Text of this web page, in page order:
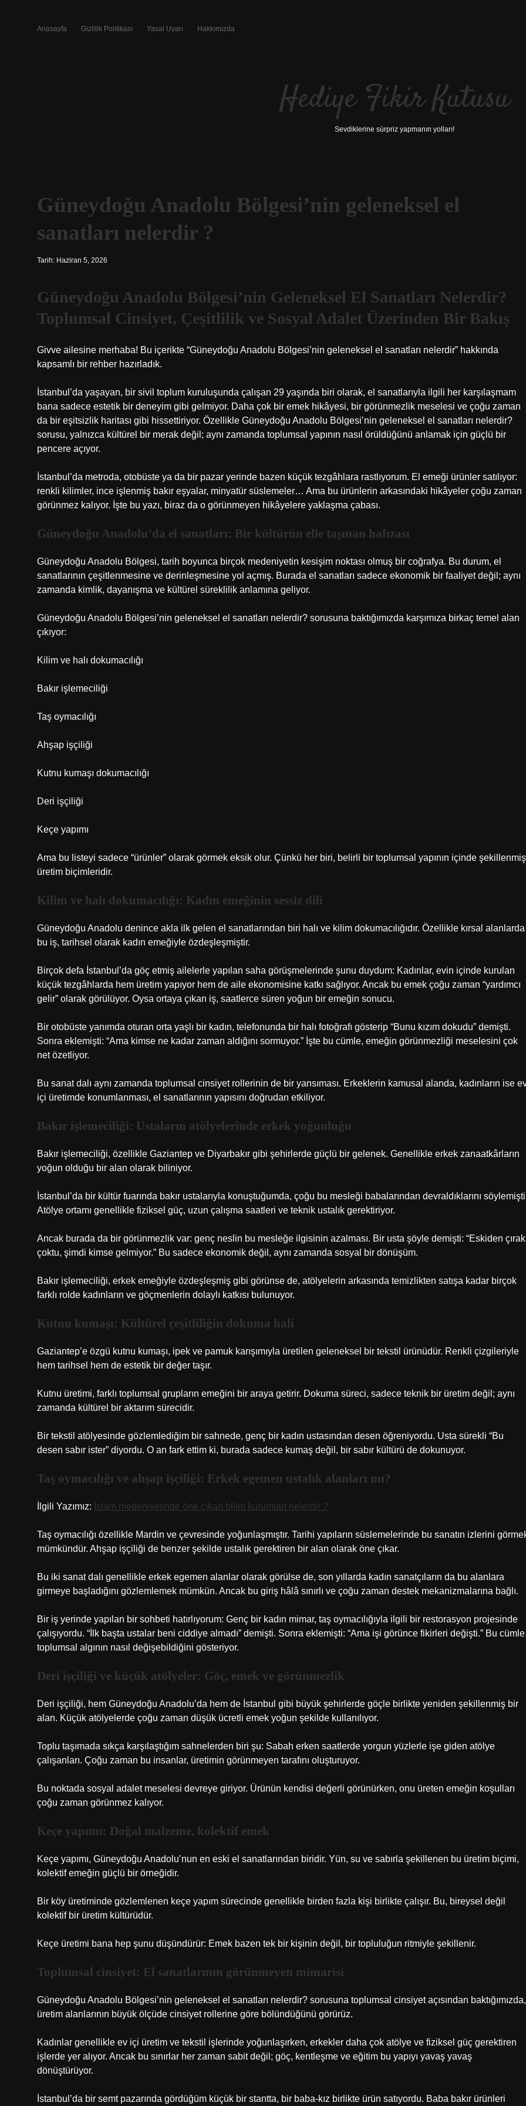
Anasayfa Gizlilik Politikası Yasal Uyarı Hakkımızda
Hediye Fikir Kutusu
Sevdiklerine sürpriz yapmanın yolları!
Güneydoğu Anadolu Bölgesi’nin geleneksel el
sanatları nelerdir ?
Tarih: Haziran 5, 2026
Güneydoğu Anadolu Bölgesi’nin Geleneksel El Sanatları Nelerdir?
Toplumsal Cinsiyet, Çeşitlilik ve Sosyal Adalet Üzerinden Bir Bakış
Givve ailesine merhaba! Bu içerikte “Güneydoğu Anadolu Bölgesi’nin geleneksel el sanatları nelerdir” hakkında
kapsamlı bir rehber hazırladık.
İstanbul’da yaşayan, bir sivil toplum kuruluşunda çalışan 29 yaşında biri olarak, el sanatlarıyla ilgili her karşılaşmam
bana sadece estetik bir deneyim gibi gelmiyor. Daha çok bir emek hikâyesi, bir görünmezlik meselesi ve çoğu zaman
da bir eşitsizlik haritası gibi hissettiriyor. Özellikle Güneydoğu Anadolu Bölgesi’nin geleneksel el sanatları nelerdir?
sorusu, yalnızca kültürel bir merak değil; aynı zamanda toplumsal yapının nasıl örüldüğünü anlamak için güçlü bir
pencere açıyor.
İstanbul’da metroda, otobüste ya da bir pazar yerinde bazen küçük tezgâhlara rastlıyorum. El emeği ürünler satılıyor:
renkli kilimler, ince işlenmiş bakır eşyalar, minyatür süslemeler… Ama bu ürünlerin arkasındaki hikâyeler çoğu zaman
görünmez kalıyor. İşte bu yazı, biraz da o görünmeyen hikâyelere yaklaşma çabası.
Güneydoğu Anadolu’da el sanatları: Bir kültürün elle taşınan hafızası
Güneydoğu Anadolu Bölgesi, tarih boyunca birçok medeniyetin kesişim noktası olmuş bir coğrafya. Bu durum, el
sanatlarının çeşitlenmesine ve derinleşmesine yol açmış. Burada el sanatları sadece ekonomik bir faaliyet değil; aynı
zamanda kimlik, dayanışma ve kültürel süreklilik anlamına geliyor.
Güneydoğu Anadolu Bölgesi’nin geleneksel el sanatları nelerdir? sorusuna baktığımızda karşımıza birkaç temel alan
çıkıyor:
Kilim ve halı dokumacılığı
Bakır işlemeciliği
Taş oymacılığı
Ahşap işçiliği
Kutnu kumaşı dokumacılığı
Deri işçiliği
Keçe yapımı
Ama bu listeyi sadece “ürünler” olarak görmek eksik olur. Çünkü her biri, belirli bir toplumsal yapının içinde şekillenmiş
üretim biçimleridir.
Kilim ve halı dokumacılığı: Kadın emeğinin sessiz dili
Güneydoğu Anadolu denince akla ilk gelen el sanatlarından biri halı ve kilim dokumacılığıdır. Özellikle kırsal alanlarda
bu iş, tarihsel olarak kadın emeğiyle özdeşleşmiştir.
Birçok defa İstanbul’da göç etmiş ailelerle yapılan saha görüşmelerinde şunu duydum: Kadınlar, evin içinde kurulan
küçük tezgâhlarda hem üretim yapıyor hem de aile ekonomisine katkı sağlıyor. Ancak bu emek çoğu zaman “yardımcı
gelir” olarak görülüyor. Oysa ortaya çıkan iş, saatlerce süren yoğun bir emeğin sonucu.
Bir otobüste yanımda oturan orta yaşlı bir kadın, telefonunda bir halı fotoğrafı gösterip “Bunu kızım dokudu” demişti.
Sonra eklemişti: “Ama kimse ne kadar zaman aldığını sormuyor.” İşte bu cümle, emeğin görünmezliği meselesini çok
net özetliyor.
Bu sanat dalı aynı zamanda toplumsal cinsiyet rollerinin de bir yansıması. Erkeklerin kamusal alanda, kadınların ise
içi üretimde konumlanması, el sanatlarının yapısını doğrudan etkiliyor.
Bakır işlemeciliği: Ustaların atölyelerinde erkek yoğunluğu
Bakır işlemeciliği, özellikle Gaziantep ve Diyarbakır gibi şehirlerde güçlü bir gelenek. Genellikle erkek zanaatkârların
yoğun olduğu bir alan olarak biliniyor.
İstanbul’da bir kültür fuarında bakır ustalarıyla konuştuğumda, çoğu bu mesleği babalarından devraldıklarını
Atölye ortamı genellikle fiziksel güç, uzun çalışma saatleri ve teknik ustalık gerektiriyor.
Ancak burada da bir görünmezlik var: genç neslin bu mesleğe ilgisinin azalması. Bir usta şöyle demişti: “Eskiden çırak
çoktu, şimdi kimse gelmiyor.” Bu sadece ekonomik değil, aynı zamanda sosyal bir dönüşüm.
Bakır işlemeciliği, erkek emeğiyle özdeşleşmiş gibi görünse de, atölyelerin arkasında temizlikten satışa kadar birçok
farklı rolde kadınların ve göçmenlerin dolaylı katkısı bulunuyor.
Kutnu kumaşı: Kültürel çeşitliliğin dokuma hali
Gaziantep’e özgü kutnu kumaşı, ipek ve pamuk karışımıyla üretilen geleneksel bir tekstil ürünüdür. Renkli çizgileriyle
hem tarihsel hem de estetik bir değer taşır.
Kutnu üretimi, farklı toplumsal grupların emeğini bir araya getirir. Dokuma süreci, sadece teknik bir üretim değil; aynı
zamanda kültürel bir aktarım sürecidir.
Bir tekstil atölyesinde gözlemlediğim bir sahnede, genç bir kadın ustasından desen öğreniyordu. Usta sürekli “Bu
desen sabır ister” diyordu. O an fark ettim ki, burada sadece kumaş değil, bir sabır kültürü de dokunuyor.
Taş oymacılığı ve ahşap işçiliği: Erkek egemen ustalık alanları mı?
İlgili Yazımız: İslam medeniyetinde öne çıkan bilim kurumları nelerdir ?
Taş oymacılığı özellikle Mardin ve çevresinde yoğunlaşmıştır. Tarihi yapıların süslemelerinde bu sanatın izlerini
mümkündür. Ahşap işçiliği de benzer şekilde ustalık gerektiren bir alan olarak öne çıkar.
Bu iki sanat dalı genellikle erkek egemen alanlar olarak görülse de, son yıllarda kadın sanatçıların da bu alanlara
girmeye başladığını gözlemlemek mümkün. Ancak bu giriş hâlâ sınırlı ve çoğu zaman destek mekanizmalarına bağlı.
Bir iş yerinde yapılan bir sohbeti hatırlıyorum: Genç bir kadın mimar, taş oymacılığıyla ilgili bir restorasyon projesinde
çalışıyordu. “İlk başta ustalar beni ciddiye almadı” demişti. Sonra eklemişti: “Ama işi görünce fikirleri değişti.” Bu
toplumsal algının nasıl değişebildiğini gösteriyor.
Deri işçiliği ve küçük atölyeler: Göç, emek ve görünmezlik
Deri işçiliği, hem Güneydoğu Anadolu’da hem de İstanbul gibi büyük şehirlerde göçle birlikte yeniden şekillenmiş bir
alan. Küçük atölyelerde çoğu zaman düşük ücretli emek yoğun şekilde kullanılıyor.
Toplu taşımada sıkça karşılaştığım sahnelerden biri şu: Sabah erken saatlerde yorgun yüzlerle işe giden atölye
çalışanları. Çoğu zaman bu insanlar, üretimin görünmeyen tarafını oluşturuyor.
Bu noktada sosyal adalet meselesi devreye giriyor. Ürünün kendisi değerli görünürken, onu üreten emeğin koşulları
çoğu zaman görünmez kalıyor.
Keçe yapımı: Doğal malzeme, kolektif emek
Keçe yapımı, Güneydoğu Anadolu’nun en eski el sanatlarından biridir. Yün, su ve sabırla şekillenen bu üretim biçimi,
kolektif emeğin güçlü bir örneğidir.
Bir köy üretiminde gözlemlenen keçe yapım sürecinde genellikle birden fazla kişi birlikte çalışır. Bu, bireysel değil
kolektif bir üretim kültürüdür.
Keçe üretimi bana hep şunu düşündürür: Emek bazen tek bir kişinin değil, bir topluluğun ritmiyle şekillenir.
Toplumsal cinsiyet: El sanatlarının görünmeyen mimarisi
Güneydoğu Anadolu Bölgesi’nin geleneksel el sanatları nelerdir? sorusuna toplumsal cinsiyet açısından baktığımızda,
üretim alanlarının büyük ölçüde cinsiyet rollerine göre bölündüğünü görürüz.
Kadınlar genellikle ev içi üretim ve tekstil işlerinde yoğunlaşırken, erkekler daha çok atölye ve fiziksel güç gerektiren
işlerde yer alıyor. Ancak bu sınırlar her zaman sabit değil; göç, kentleşme ve eğitim bu yapıyı yavaş yavaş
dönüştürüyor.
İstanbul’da bir semt pazarında gördüğüm küçük bir stantta, bir baba-kız birlikte ürün satıyordu. Baba bakır ürünleri